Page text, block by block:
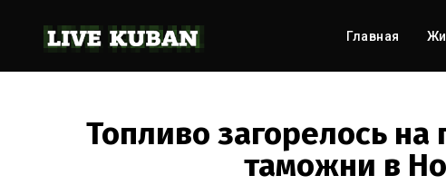
Главная
Топливо загорелось на
таможни в